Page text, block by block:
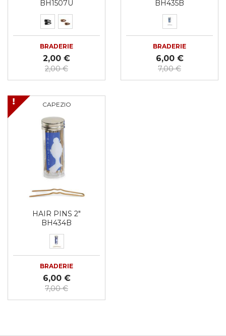
BH1507U
BRADERIE
2,00 €
2,00 €
BH435B
BRADERIE
6,00 €
7,00 €
CAPEZIO
HAIR PINS 2"
BH434B
BRADERIE
6,00 €
7,00 €